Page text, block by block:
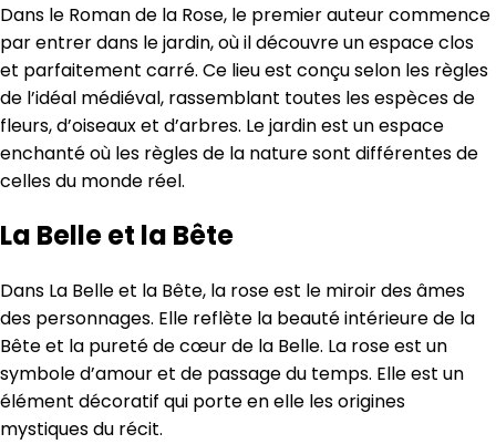
Dans le Roman de la Rose, le premier auteur commence
par entrer dans le jardin, où il découvre un espace clos
et parfaitement carré. Ce lieu est conçu selon les règles
de l’idéal médiéval, rassemblant toutes les espèces de
fleurs, d’oiseaux et d’arbres. Le jardin est un espace
enchanté où les règles de la nature sont différentes de
celles du monde réel.
La Belle et la Bête
Dans La Belle et la Bête, la rose est le miroir des âmes
des personnages. Elle reflète la beauté intérieure de la
Bête et la pureté de cœur de la Belle. La rose est un
symbole d’amour et de passage du temps. Elle est un
élément décoratif qui porte en elle les origines
mystiques du récit.